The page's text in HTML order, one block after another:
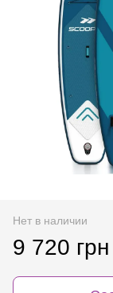
Нет в наличии
9 720 грн